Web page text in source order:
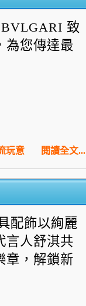
致
為您傳達最
閱讀全文...
玩意
配飾以絢麗
言人舒淇共
， 解鎖新